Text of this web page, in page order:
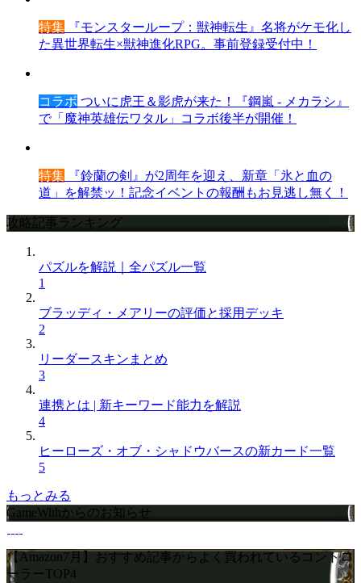
特集 『モンスターループ：獣神転生』名将がケモ化し
た異世界転生×獣神進化RPG。事前登録受付中！
コラボ ついに虎王＆影虎が来た！『鋼嵐 - メカラシ』
で「魔神英雄伝ワタル」コラボ後半が開催！
特集 『鈴蘭の剣』が2周年を迎え、新章「氷と血の
道」を解禁ッ！記念イベントの報酬もお見逃し無く！
攻略記事ランキング
パズルを解説｜全パズル一覧
1
ブラッディ・メアリーの評価と採用デッキ
2
リーダースキンまとめ
3
連携とは | 新キーワード能力を解説
4
ヒーローズ・オブ・シャドウバースの新カード一覧
5
もっとみる
GameWithからのお知らせ
【Amazon7月】おすすめ記事からよく買われているコントロ
ーラーTOP4